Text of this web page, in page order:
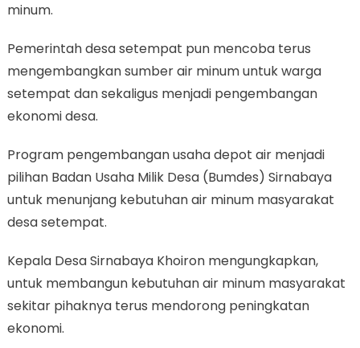
minum.
Pemerintah desa setempat pun mencoba terus
mengembangkan sumber air minum untuk warga
setempat dan sekaligus menjadi pengembangan
ekonomi desa.
Program pengembangan usaha depot air menjadi
pilihan Badan Usaha Milik Desa (Bumdes) Sirnabaya
untuk menunjang kebutuhan air minum masyarakat
desa setempat.
Kepala Desa Sirnabaya Khoiron mengungkapkan,
untuk membangun kebutuhan air minum masyarakat
sekitar pihaknya terus mendorong peningkatan
ekonomi.